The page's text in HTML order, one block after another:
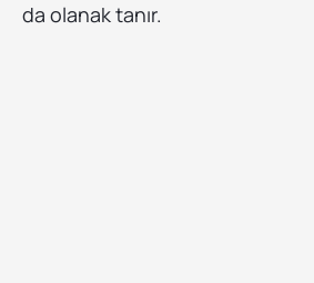
da olanak tanır.